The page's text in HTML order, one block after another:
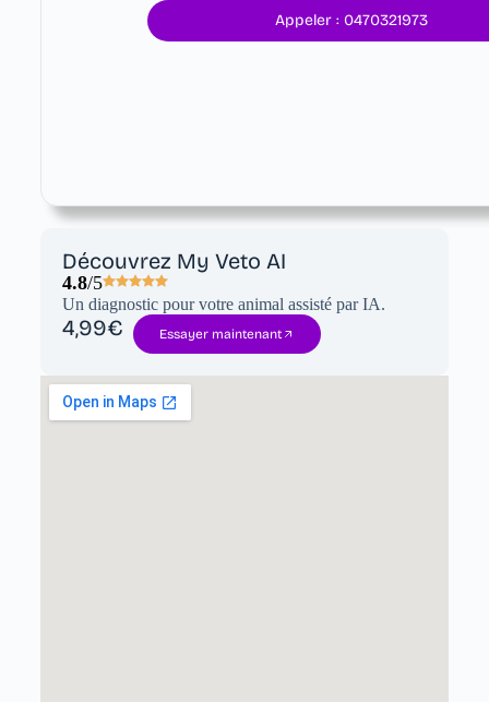
Appeler : 0470321973
Découvrez My Veto AI
4.8/5
Un diagnostic pour votre animal assisté par IA.
4,99€ Essayer maintenant